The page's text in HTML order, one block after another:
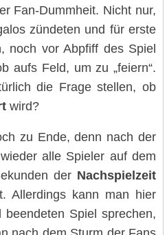
Fan-Dummheit. Nicht nur,
zündeten und für erste
noch vor Abpfiff des Spiel
aufs Feld, um zu „feiern“.
die Frage stellen, ob
wird?
zu Ende, denn nach der
alle Spieler auf dem
der Nachspielzeit
Allerdings kann man hier
Spiel sprechen,